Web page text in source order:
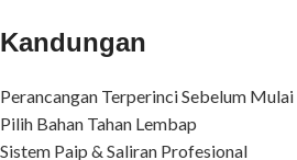
Kandungan
Perancangan Terperinci Sebelum Mulai
Pilih Bahan Tahan Lembap
Sistem Paip & Saliran Profesional